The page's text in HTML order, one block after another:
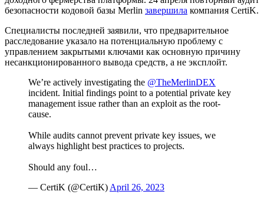
безопасности кодовой базы Merlin завершила компания CertiK.
Специалисты последней заявили, что предварительное
расследование указало на потенциальную проблему с
управлением закрытыми ключами как основную причину
несанкционированного вывода средств, а не эксплойт.
We’re actively investigating the @TheMerlinDEX
incident. Initial findings point to a potential private key
management issue rather than an exploit as the root-
cause.
While audits cannot prevent private key issues, we
always highlight best practices to projects.
Should any foul…
— CertiK (@CertiK) April 26, 2023